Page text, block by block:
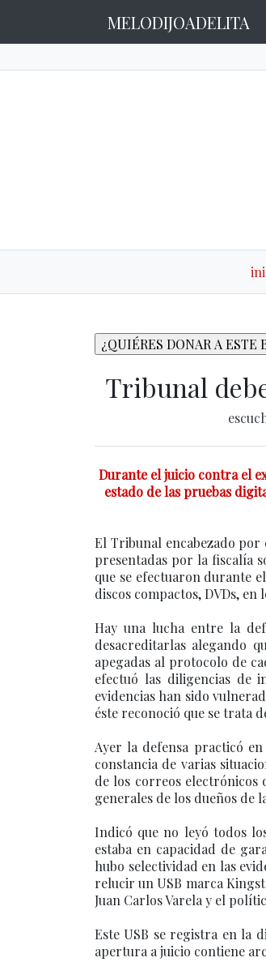
MELODIJOADELITA
Tribunal
Durante el juicio contra el
estado de las pruebas
El Tribunal encabezado por
presentadas por la fiscalía
que se efectuaron durante
discos compactos, DVDs,
Hay una lucha entre la
desacreditarlas alegando
apegadas al protocolo de
efectuó las diligencias de
evidencias han sido
éste reconoció que se trata
Ayer la defensa practicó
constancia de varias
de los correos electrónicos
generales de los dueños de
Indicó que no leyó todos
estaba en capacidad de
hubo selectividad en las
relucir un USB marca
Juan Carlos Varela y el
Este USB se registra en la
apertura a juicio contiene